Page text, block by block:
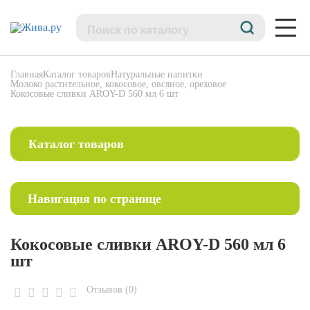
ГлавнаяКаталог товаровНатуральные напитки
Молоко растительное, кокосовое, овсяное, ореховое
Кокосовые сливки AROY-D 560 мл 6 шт
AROY-
мл
Каталог товаров
Опт.Большая упаковка.
Питание
Специи
Сладости
Какао-масло, какао-тертое,какао-порошок, кэроб
Продукция из кокоса
Навигация по странице
Кокосовые сливки AROY-D 560 мл 6
шт
Отзывов (0)